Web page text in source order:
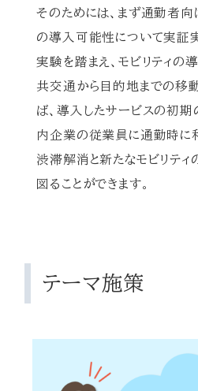
そのためには、まず通勤者向
の導入可能性について実証
実験を踏まえ、モビリティの
共交通から目的地までの移
ば、導入したサービスの初期
内企業の従業員に通勤時に利
渋滞解消と新たなモビリテ
図ることができます。
テーマ施策